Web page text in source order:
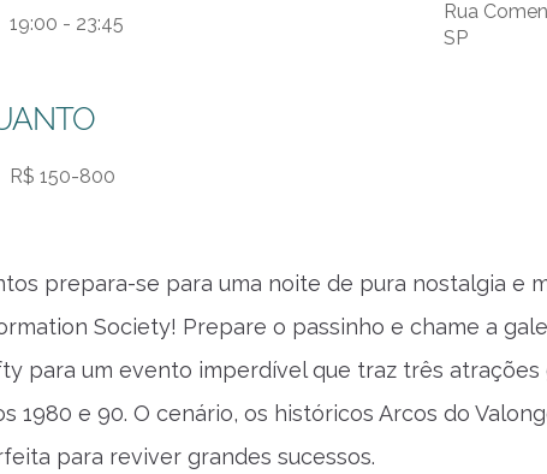
19:00 - 23:45
Rua
SP
R$ 150-800
prepara-se para uma noite de pura nostalgia e
Society! Prepare o passinho e chame a
para um evento imperdível que traz três atrações
1980 e 90. O cenário, os históricos Arcos do
para reviver grandes sucessos.